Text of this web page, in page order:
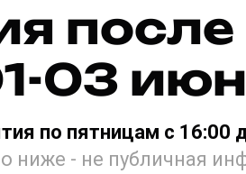
03
по пятницам с 16:00
ниже - не публичная